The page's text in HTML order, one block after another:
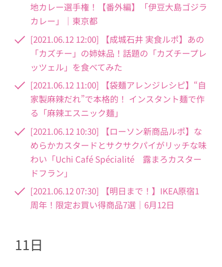
地カレー選手権！【番外編】「伊豆大島ゴジラ
カレー」｜東京都
[2021.06.12 12:00] 【成城石井 実食ルポ】あの
「カズチー」の姉妹品！話題の「カズチープレ
ッツェル」を食べてみた
[2021.06.12 11:00] 【袋麺アレンジレシピ】“自
家製麻辣だれ”で本格的！ インスタント麺で作
る「麻辣エスニック麺」
[2021.06.12 10:30] 【ローソン新商品ルポ】な
めらかカスタードとサクサクパイがリッチな味
わい「Uchi Café Spécialité 露まろカスター
ドフラン」
[2021.06.12 07:30] 【明日まで！】IKEA原宿1
周年！限定お買い得商品7選｜6月12日
11日